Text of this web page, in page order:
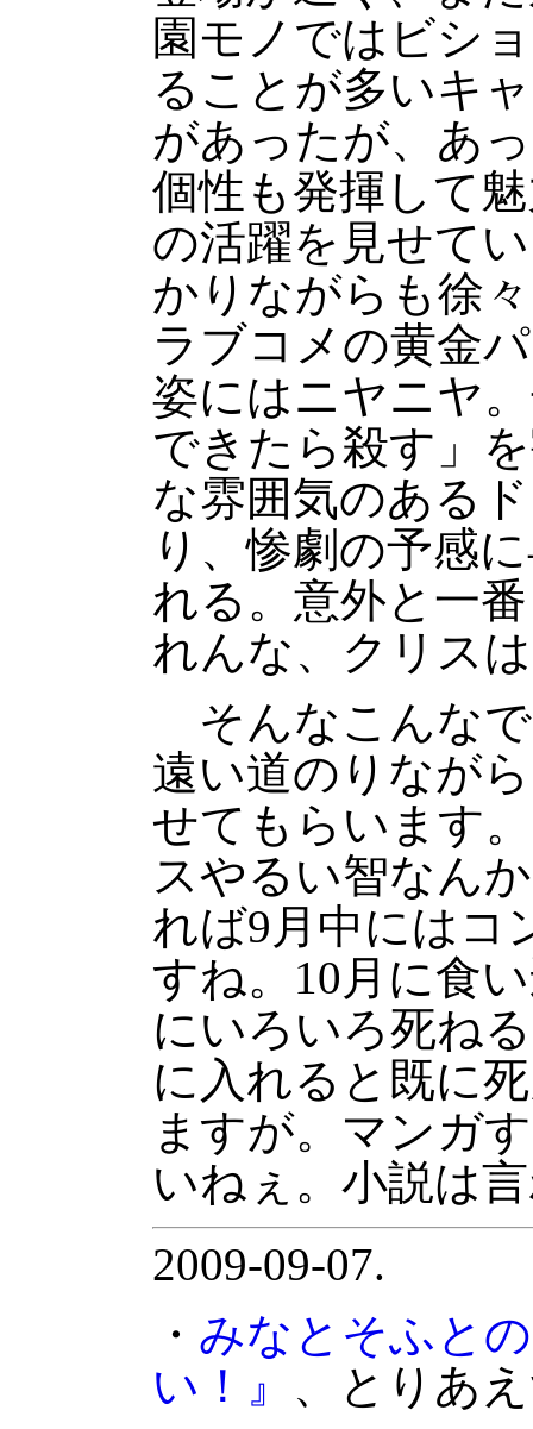
園モノではビシ
ることが多いキ
があったが、あ
個性も発揮して
の活躍を見せて
かりながらも徐
ラブコメの黄金
姿にはニヤニヤ
できたら殺す」
な雰囲気のある
り、惨劇の予感
れる。意外と一
れんな、クリス
そんなこんな
遠い道のりなが
せてもらいます
スやるい智なん
れば9月中にはコ
すね。10月に食
にいろいろ死ね
に入れると既に
ますが。マンガ
いねぇ。小説は
2009-09-07.
・ みなとそふと
い！』 、とりあ